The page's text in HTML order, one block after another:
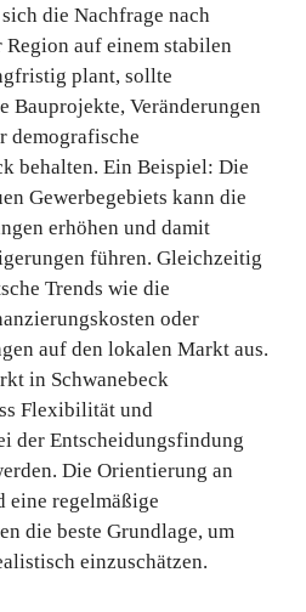
die Nachfrage nach
auf einem stabilen
plant, sollte
Bauprojekte, Veränderungen
demografische
behalten. Ein Beispiel: Die
Gewerbegebiets kann die
erhöhen und damit
führen. Gleichzeitig
Trends wie die
oder
auf den lokalen Markt aus.
in Schwanebeck
Flexibilität und
der Entscheidungsfindung
Die Orientierung an
eine regelmäßige
die beste Grundlage, um
einzuschätzen.